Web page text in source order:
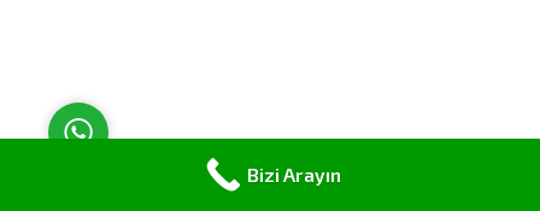
Bizi Arayın